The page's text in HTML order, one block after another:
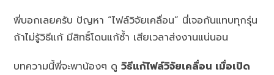
พี่บอกเลยครับ ปัญหา “ไฟล์วิจัยเคลื่อน” นี่เจอกันแทบทุกรุ่น
ถ้าไม่รู้วิธีแก้ มีสิทธิ์โดนแก้ซ้ำ เสียเวลาส่งงานแน่นอน
บทความนี้พี่จะพาน้องๆ ดูวิธีแก้ไฟล์วิจัยเคลื่อน เมื่อเปิด